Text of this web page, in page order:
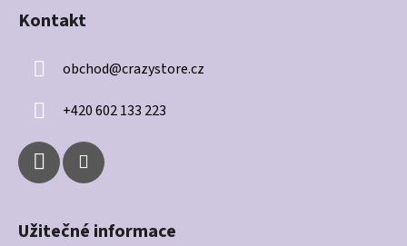
Kontakt
obchod@crazystore.cz
+420 602 133 223
Užitečné informace